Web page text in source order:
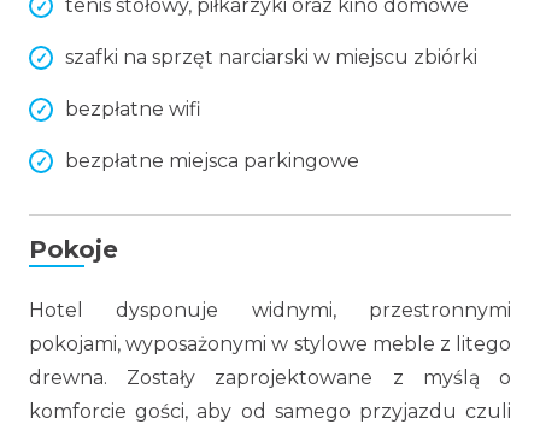
tenis stołowy, piłkarzyki oraz kino domowe
szafki na sprzęt narciarski w miejscu zbiórki
bezpłatne wifi
bezpłatne miejsca parkingowe
Pokoje
Hotel dysponuje widnymi, przestronnymi
pokojami, wyposażonymi w stylowe meble z litego
drewna. Zostały zaprojektowane z myślą o
komforcie gości, aby od samego przyjazdu czuli